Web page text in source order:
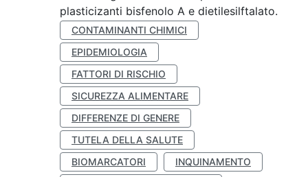
plasticizanti bisfenolo A e dietilesilftalato.
CONTAMINANTI CHIMICI
EPIDEMIOLOGIA
FATTORI DI RISCHIO
SICUREZZA ALIMENTARE
DIFFERENZE DI GENERE
TUTELA DELLA SALUTE
BIOMARCATORI
INQUINAMENTO